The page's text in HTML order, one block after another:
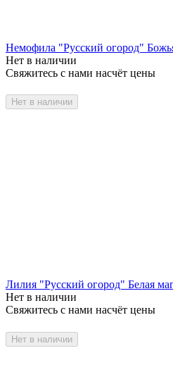
Немофила "Русский огород"
Нет в наличии
Свяжитесь с нами насчёт цены
Нет в наличии
Лилия "Русский огород" Белая
Нет в наличии
Свяжитесь с нами насчёт цены
Нет в наличии